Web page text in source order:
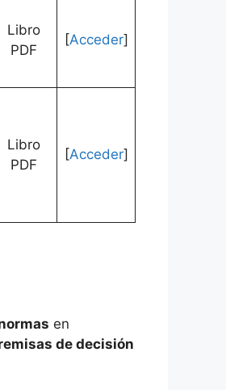
Libro
PDF
[Acceder]
Libro
PDF
[Acceder]
en
de decisión